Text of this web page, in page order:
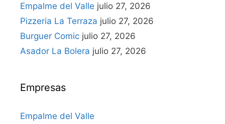
Empalme del Valle julio 27, 2026
Pizzeria La Terraza julio 27, 2026
Burguer Comic julio 27, 2026
Asador La Bolera julio 27, 2026
Empresas
Empalme del Valle